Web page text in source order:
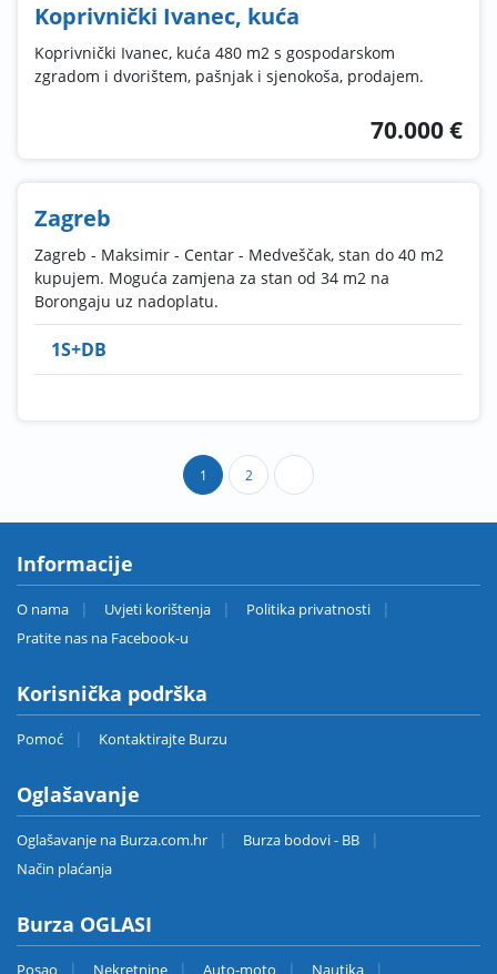
Koprivnički Ivanec, kuća
Koprivnički Ivanec, kuća 480 m2 s gospodarskom
zgradom i dvorištem, pašnjak i sjenokoša, prodajem.
70.000 €
Zagreb
Zagreb - Maksimir - Centar - Medveščak, stan do 40 m2
kupujem. Moguća zamjena za stan od 34 m2 na
Borongaju uz nadoplatu.
1S+DB
1 2
Informacije
O nama Uvjeti korištenja
Politika privatnosti
Pratite nas na Facebook-u
Korisnička podrška
Pomoć Kontaktirajte Burzu
Oglašavanje
Oglašavanje na Burza.com.hr
Burza bodovi - BB
Način plaćanja
Burza OGLASI
Posao Nekretnine Auto-moto Nautika